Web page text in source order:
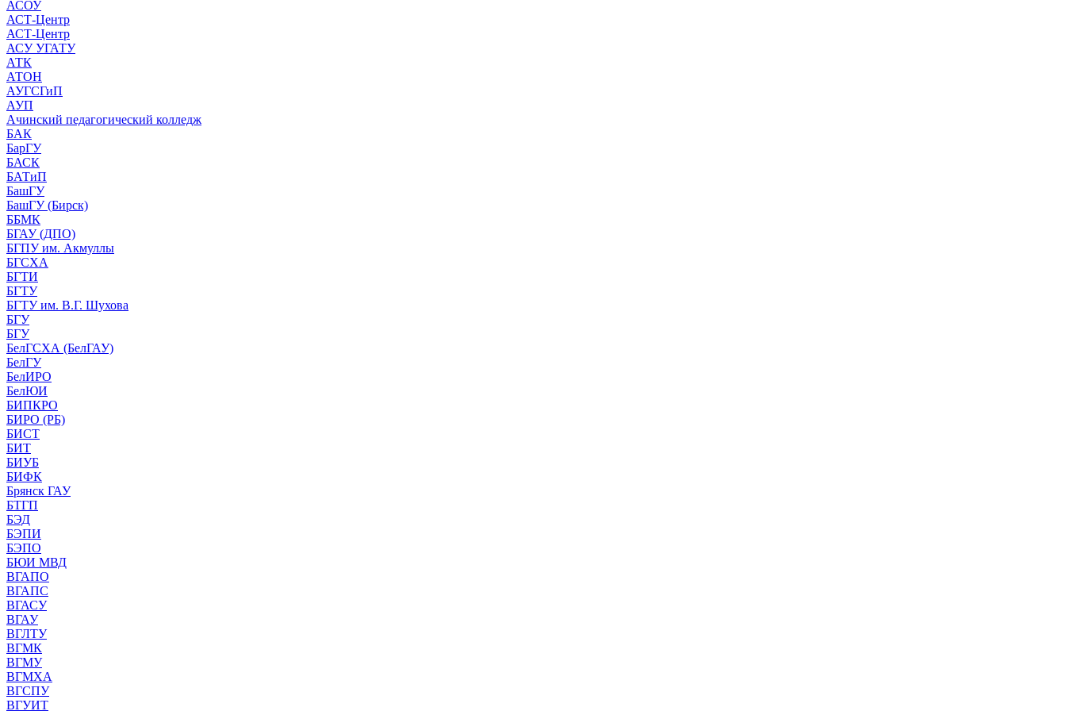
АСОУ
АСТ-Центр
АСТ-Центр
АСУ УГАТУ
АТК
АТОН
АУГСГиП
АУП
Ачинский педагогический колледж
БАК
БарГУ
БАСК
БАТиП
БашГУ
БашГУ (Бирск)
ББМК
БГАУ (ДПО)
БГПУ им. Акмуллы
БГСХА
БГТИ
БГТУ
БГТУ им. В.Г. Шухова
БГУ
БГУ
БелГСХА (БелГАУ)
БелГУ
БелИРО
БелЮИ
БИПКРО
БИРО (РБ)
БИСТ
БИТ
БИУБ
БИФК
Брянск ГАУ
БТГП
БЭД
БЭПИ
БЭПО
БЮИ МВД
ВГАПО
ВГАПС
ВГАСУ
ВГАУ
ВГЛТУ
ВГМК
ВГМУ
ВГМХА
ВГСПУ
ВГУИТ